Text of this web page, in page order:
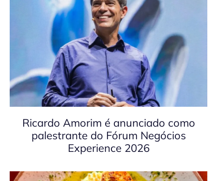
Ricardo Amorim é anunciado como
palestrante do Fórum Negócios
Experience 2026